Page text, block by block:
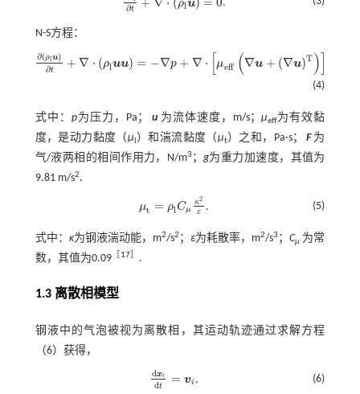
∂t
ρlu
∂ρl t+ ∇ ρ u=0 .
N-S方程：
∂(ρlu)
∂t + ∇ ⋅ (ρluu) = −∇p + ∇ ⋅ [μeff (∇u + (∇u)T )
ρlu ∇ ⋅ρ u=-∇p+ ∇ f ∇ u+ ∇ +F+ρ g
(4)
式中： p为压力，Pa； u为流体速度，m/s；μeff为有效黏
度，是动力黏度（μ ）和湍流黏度（μt）之和，Pa·s；F为
气/液两相的相间作用力，N/m3 ； g为重力加速度，其值为
9.81 m/s2.
μt = ρlCμ
κ2
ε
μt= ρlCμκ2ε . (5)
式中： κ为钢液湍动能，m2/s2 ；ε为耗散率，m2/s3 ；Cμ 为常
数，其值为0.09［ 17］ .
1.3 离散相模型
钢液中的气泡被视为离散相，其运动轨迹通过求解方程
（6）获得，
dxi
dt = vi
dxid =v i . (6)